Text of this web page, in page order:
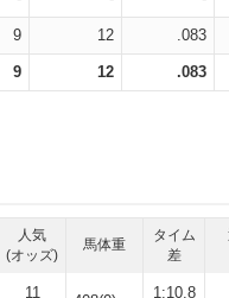
9 12 .083
9 12 .083
人気
(オッズ)
馬体重
タイム
差
11
1:10.8